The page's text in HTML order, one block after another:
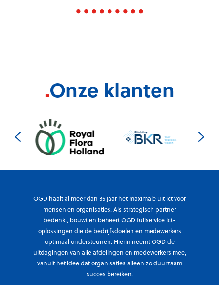
.Onze klanten
OGD haalt al meer dan 35 jaar het maximale uit ict voor
mensen en organisaties. Als strategisch partner
bedenkt, bouwt en beheert OGD fullservice ict-
oplossingen die de bedrijfsdoelen en medewerkers
optimaal ondersteunen. Hierin neemt OGD de
uitdagingen van alle afdelingen en medewerkers mee,
vanuit het idee dat organisaties alleen zo duurzaam
succes bereiken.